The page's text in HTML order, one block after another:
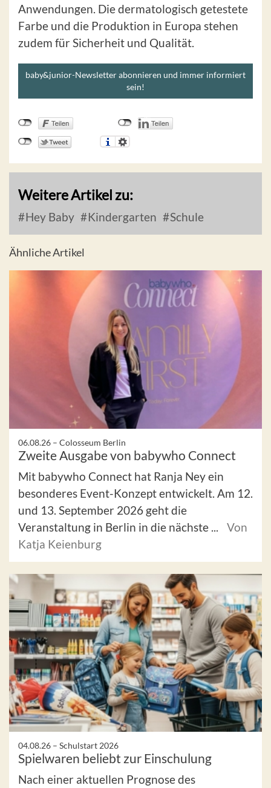
Anwendungen. Die dermatologisch getestete
Farbe und die Produktion in Europa stehen
zudem für Sicherheit und Qualität.
baby&junior-Newsletter abonnieren und immer informiert
sein!
Weitere Artikel zu:
Hey Baby Kindergarten Schule
Ähnliche Artikel
06.08.26 – Colosseum Berlin
Zweite Ausgabe von babywho Connect
Mit babywho Connect hat Ranja Ney ein
besonderes Event-Konzept entwickelt. Am 12.
und 13. September 2026 geht die
Veranstaltung in Berlin in die nächste ...
Von
Katja Keienburg
04.08.26 – Schulstart 2026
Spielwaren beliebt zur Einschulung
Nach einer aktuellen Prognose des